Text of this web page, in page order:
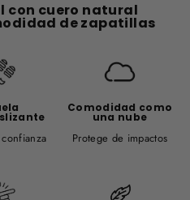
con cuero natural
de zapatillas
Comodidad como
una nube
Protege de impactos